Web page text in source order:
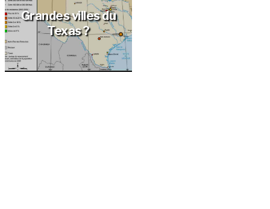
Grandes villes du
Texas ?